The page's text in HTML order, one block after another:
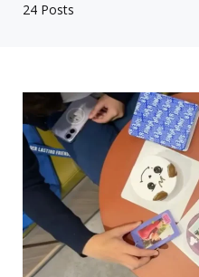
24 Posts